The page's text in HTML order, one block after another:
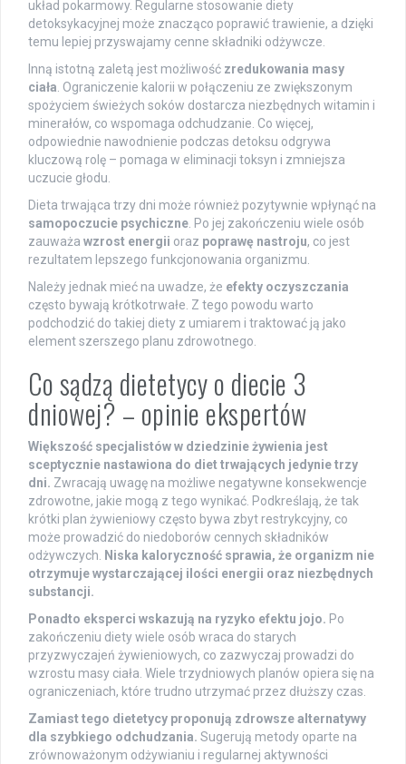
układ pokarmowy. Regularne stosowanie diety
detoksykacyjnej może znacząco poprawić trawienie, a dzięki
temu lepiej przyswajamy cenne składniki odżywcze.
Inną istotną zaletą jest możliwość zredukowania masy
ciała . Ograniczenie kalorii w połączeniu ze zwiększonym
spożyciem świeżych soków dostarcza niezbędnych witamin i
minerałów, co wspomaga odchudzanie. Co więcej,
odpowiednie nawodnienie podczas detoksu odgrywa
kluczową rolę – pomaga w eliminacji toksyn i zmniejsza
uczucie głodu.
Dieta trwająca trzy dni może również pozytywnie wpłynąć na
samopoczucie psychiczne . Po jej zakończeniu wiele osób
zauważa wzrost energii oraz poprawę nastroju, co jest
rezultatem lepszego funkcjonowania organizmu.
Należy jednak mieć na uwadze, że efekty oczyszczania
często bywają krótkotrwałe. Z tego powodu warto
podchodzić do takiej diety z umiarem i traktować ją jako
element szerszego planu zdrowotnego.
Co sądzą dietetycy o diecie 3
dniowej? – opinie ekspertów
Większość specjalistów w dziedzinie żywienia jest
sceptycznie nastawiona do diet trwających jedynie trzy
dni. Zwracają uwagę na możliwe negatywne konsekwencje
zdrowotne, jakie mogą z tego wynikać. Podkreślają, że tak
krótki plan żywieniowy często bywa zbyt restrykcyjny, co
może prowadzić do niedoborów cennych składników
odżywczych.
Niska kaloryczność sprawia, że organizm nie
otrzymuje wystarczającej ilości energii oraz niezbędnych
substancji.
Ponadto eksperci wskazują na ryzyko efektu jojo. Po
zakończeniu diety wiele osób wraca do starych
przyzwyczajeń żywieniowych, co zazwyczaj prowadzi do
wzrostu masy ciała. Wiele trzydniowych planów opiera się na
ograniczeniach, które trudno utrzymać przez dłuższy czas.
Zamiast tego dietetycy proponują zdrowsze alternatywy
dla szybkiego odchudzania. Sugerują metody oparte na
zrównoważonym odżywianiu i regularnej aktywności